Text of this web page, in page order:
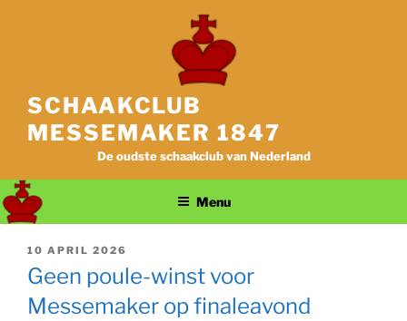
SCHAAKCLUB
MESSEMAKER 1847
De oudste schaakclub van Nederland
Menu
GEPLAATST
OP
10 APRIL 2026
Geen poule-winst voor
Messemaker op finaleavond